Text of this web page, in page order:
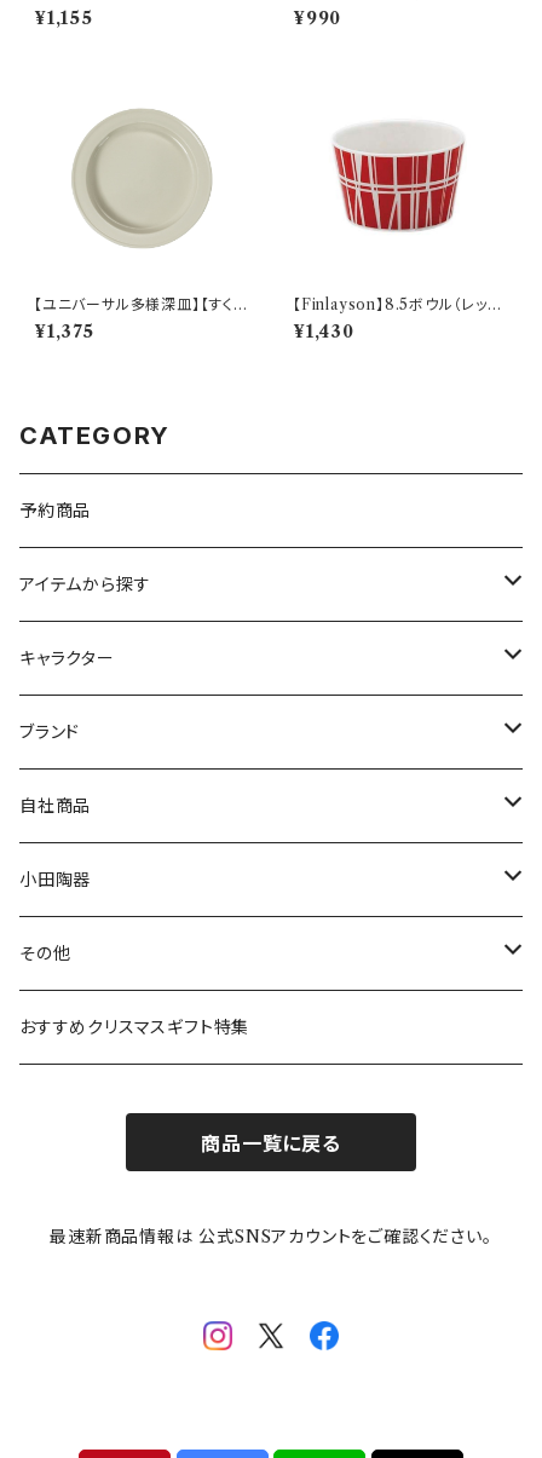
やすいうつわ】16.5cm ディープ
プレート（ホワイト）【NB10】
¥1,155
【Daily Sketch】PM284-402
¥990
【ユニバーサル多様深皿】【すくい
やすいうつわ】19cm ディーププ
レート（ホワイト）【NB10】
¥1,375
【Finlayson】8.5ボウル（レッ
ド）【コロナ】
¥1,430
CATEGORY
予約商品
アイテムから探す
九谷焼
マグ＆カップ
プレート
ボウル
ガラスウェア
カトラリー
キャラクター
ムーミン
80th記念アイテム
リトルミイの日記念アイテム
MOOMIN ANIMATION
スヌーピー
ピーターラビット
ポケットモンスター
mofusand（モフサンド）
mofsand×日比谷花壇
ブランド
LA AMYS(エミーズ)
LISA LARSON(リサラーソン)
LAURA ASHLEY(ローラ アシュレイ)
Finlayson(フィンレイソン)
HANAE MORI(ハナエモリ)
THE BEATLES(ザ・ビートルズ)
自社商品
ねこ企画
Cecera(セセラ)
CELEC(セレック)
隅切り重箱
小田陶器
さざなみ
吉祥
メイメイウェア
SoSo(ソソ）
その他
リサイクル食器
おすすめクリスマスギフト特集
商品一覧に戻る
最速新商品情報は 公式SNSアカウントをご確認ください。